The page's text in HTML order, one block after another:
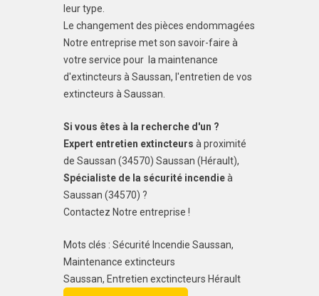
leur type.
Le changement des pièces endommagées
Notre entreprise met son savoir-faire à
votre service pour la maintenance
d'extincteurs à Saussan, l'entretien de vos
extincteurs à Saussan.
Si vous êtes à la recherche d'un ?
Expert entretien extincteurs à proximité
de Saussan (34570) Saussan (Hérault),
Spécialiste de la sécurité incendieà
Saussan (34570) ?
Contactez Notre entreprise !
Mots clés : Sécurité Incendie Saussan,
Maintenance extincteurs
Saussan, Entretien exctincteurs Hérault